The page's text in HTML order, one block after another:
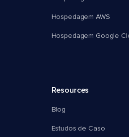
Hospedagem AWS
Hospedagem Google
Resources
Blog
Estudos de Caso